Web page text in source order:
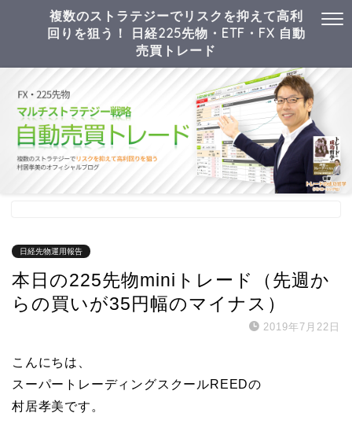
複数のストラテジーでリスクを抑えて高利
回りを狙う！ 日経225先物・ETF・FX 自動
売買トレード
日経先物運用報告
本日の225先物miniトレード（先週か
らの買いが35円幅のマイナス）
2019年7月22日
こんにちは、
スーパートレーディングスクールREEDの
村居孝美です。